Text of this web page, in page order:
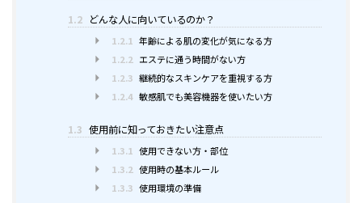
1.2 どんな人に向いているのか？
1.2.1 年齢による肌の変化が気になる方
1.2.2 エステに通う時間がない方
1.2.3 継続的なスキンケアを重視する方
1.2.4 敏感肌でも美容機器を使いたい方
1.3 使用前に知っておきたい注意点
1.3.1 使用できない方・部位
1.3.2 使用時の基本ルール
1.3.3 使用環境の準備